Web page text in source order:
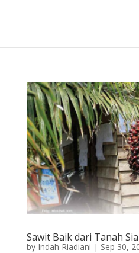
Sawit Baik dari Tanah
by Indah Riadiani | Sep 30,